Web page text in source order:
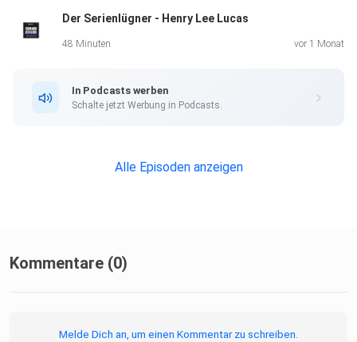
Der Serienlügner - Henry Lee Lucas
48 Minuten vor 1 Monat
In Podcasts werben
Schalte jetzt Werbung in Podcasts.
Alle Episoden anzeigen
Kommentare (0)
Melde Dich an, um einen Kommentar zu schreiben.